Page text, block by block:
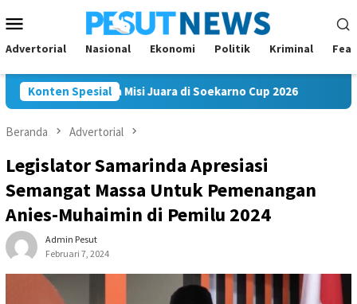
ke
kontenMobile
Advertorial Nasional Ekonomi Politik Kriminal
Konten Spesial
FC Bawa Misi Juara di Soekarno Cup 2026
Beranda Advertorial
Legislator Samarinda Apresiasi
Semangat Massa Untuk Pemenangan
Anies-Muhaimin di Pemilu 2024
Admin Pesut
Februari 7, 2024